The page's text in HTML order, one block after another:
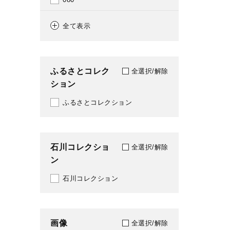
1965
1967
1969
1971
164
176
185
206
全て表示
ふるさとコレク
ション
全選択/解除
ふるさとコレクション
石川コレクショ
ン
全選択/解除
石川コレクション
画像 全選択/解除